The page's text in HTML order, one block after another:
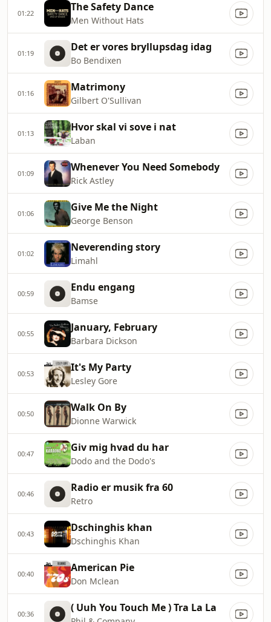
01:22 The Safety Dance
Men Without Hats
01:19 Det er vores bryllupsdag idag
Bo Bendixen
01:16 Matrimony
Gilbert O'Sullivan
01:13 Hvor skal vi sove i nat
Laban
01:09 Whenever You Need Somebody
Rick Astley
01:06 Give Me the Night
George Benson
01:02 Neverending story
Limahl
00:59 Endu engang
Bamse
00:55 January, February
Barbara Dickson
00:53 It's My Party
Lesley Gore
00:50 Walk On By
Dionne Warwick
00:47 Giv mig hvad du har
Dodo and the Dodo's
00:46 Radio er musik fra 60
Retro
00:43 Dschinghis khan
Dschinghis Khan
00:40 American Pie
Don Mclean
00:36 ( Uuh You Touch Me ) Tra La La